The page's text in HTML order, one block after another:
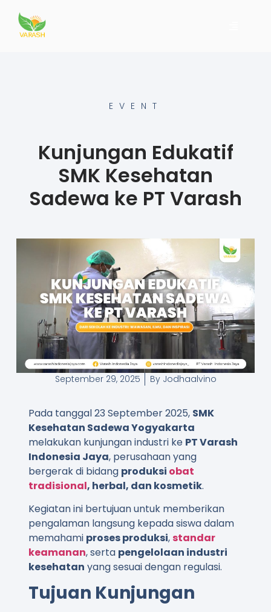
EVENT
Kunjungan Edukatif
SMK Kesehatan
Sadewa ke PT Varash
September 29, 2025 ByJodhaalvino
Pada tanggal 23 September 2025, SMK
Kesehatan Sadewa Yogyakarta
melakukan kunjungan industri ke PT Varash
Indonesia Jaya, perusahaan yang
bergerak di bidang produksi obat
tradisional, herbal, dan kosmetik.
Kegiatan ini bertujuan untuk memberikan
pengalaman langsung kepada siswa dalam
memahami proses produksi, standar
keamanan, serta pengelolaan industri
kesehatan yang sesuai dengan regulasi.
Tujuan Kunjungan